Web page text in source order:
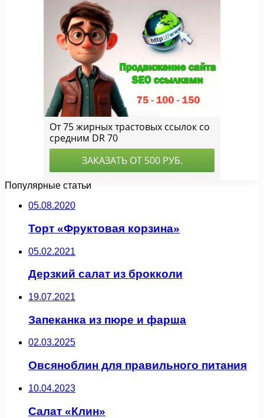
Популярные статьи
05.08.2020
Торт «Фруктовая корзина»
05.02.2021
Дерзкий салат из брокколи
19.07.2021
Запеканка из пюре и фарша
02.03.2025
Овсяноблин для правильного питания
10.04.2023
Салат «Клин»